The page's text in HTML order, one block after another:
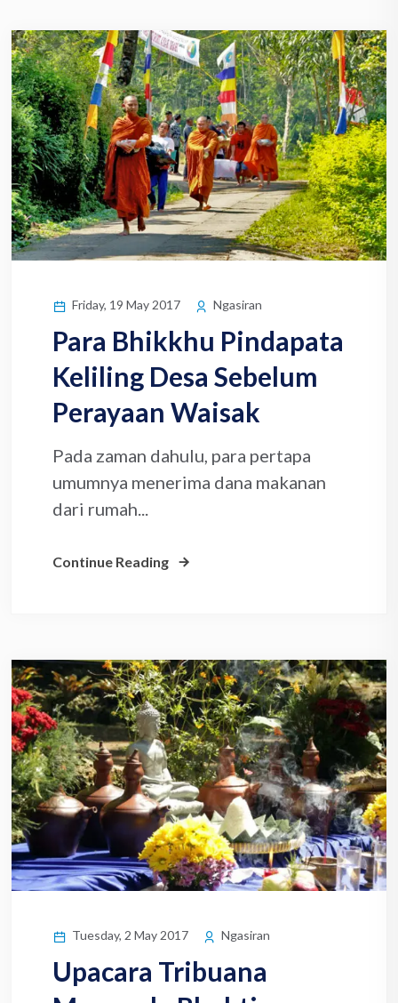
Friday, 19 May 2017 Ngasiran
Para Bhikkhu Pindapata
Keliling Desa Sebelum
Perayaan Waisak
Pada zaman dahulu, para pertapa
umumnya menerima dana makanan
dari rumah...
Continue Reading
Tuesday, 2 May 2017 Ngasiran
Upacara Tribuana